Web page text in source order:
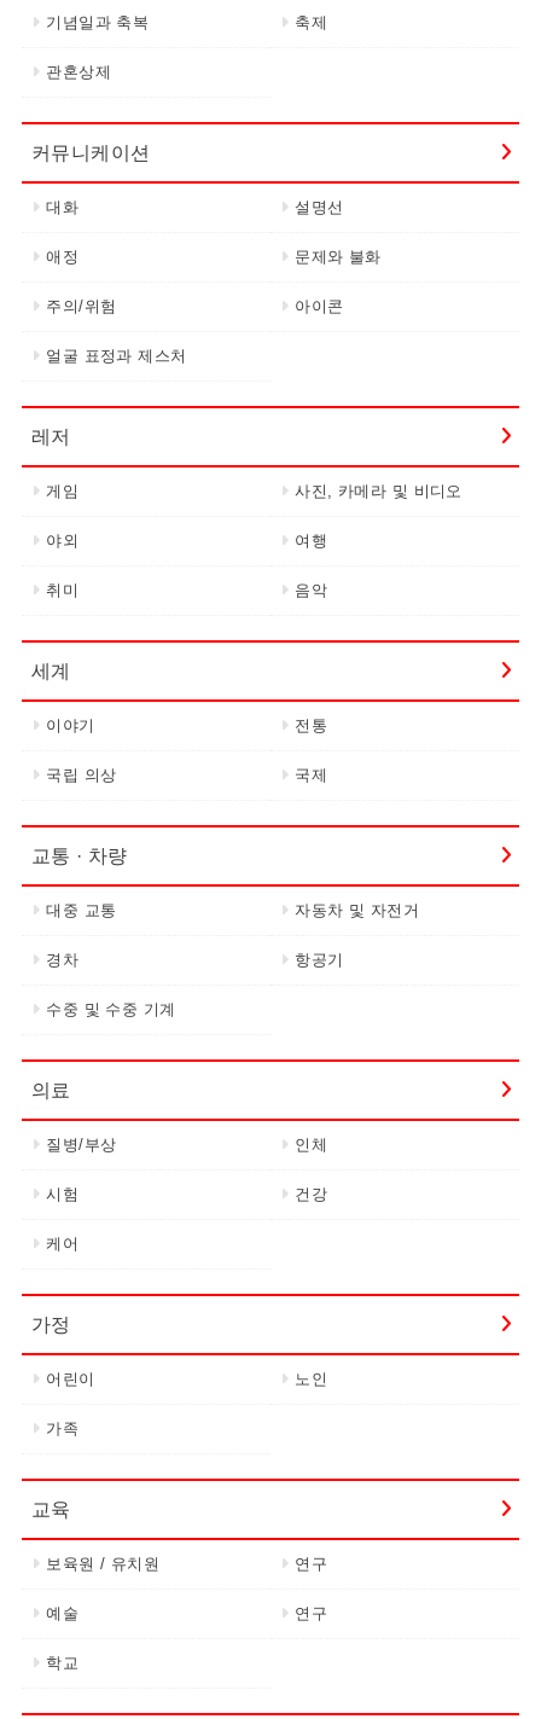
기념일과 축복 축제
관혼상제
커뮤니케이션
대화 설명선
애정 문제와 불화
주의/위험 아이콘
얼굴 표정과 제스처
레저
게임 사진, 카메라 및 비디오
야외 여행
취미 음악
세계
이야기 전통
국립 의상 국제
교통 · 차량
대중 교통 자동차 및 자전거
경차 항공기
수중 및 수중 기계
의료
질병/부상 인체
시험 건강
케어
가정
어린이 노인
가족
교육
보육원 / 유치원 연구
예술 연구
학교